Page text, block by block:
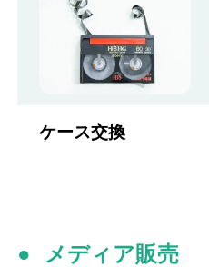
ケース交換
メディア販売